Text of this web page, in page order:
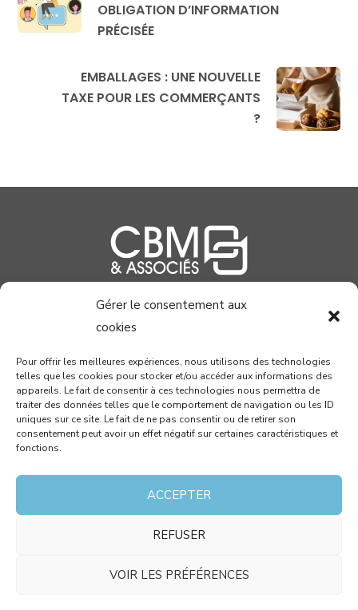
Gérer le consentement aux
cookies
Pour offrir les meilleures expériences, nous utilisons des technologies
telles que les cookies pour stocker et/ou accéder aux informations des
appareils. Le fait de consentir à ces technologies nous permettra de
traiter des données telles que le comportement de navigation ou les ID
uniques sur ce site. Le fait de ne pas consentir ou de retirer son
consentement peut avoir un effet négatif sur certaines caractéristiques et
fonctions.
ACCEPTER
REFUSER
VOIR LES PRÉFÉRENCES
OBLIGATION D’INFORMATION
PRÉCISÉE
EMBALLAGES : UNE NOUVELLE
TAXE POUR LES COMMERÇANTS
?
04 99 58 37 40
78 allée John Napier
Atrium du Millénaire
34000 MONTPELLIER
soient utilisées pour me contacter dans le cadre de